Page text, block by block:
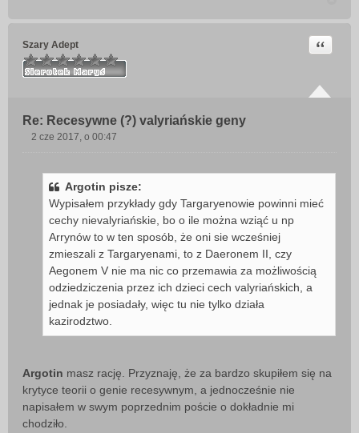
Szary Adept
Re: Recesywne (?) valyriańskie geny
Cytuj
2 cze 2017, o 00:47
Argotin pisze:
Wypisałem przykłady gdy Targaryenowie powinni mieć
cechy nievalyriańskie, bo o ile można wziąć u np
Arrynów to w ten sposób, że oni sie wcześniej
zmieszali z Targaryenami, to z Daeronem II, czy
Aegonem V nie ma nic co przemawia za możliwością
odziedziczenia przez ich dzieci cech valyriańskich, a
jednak je posiadały, więc tu nie tylko działa
kazirodztwo.
Argotin masz rację. Przyznaję, że za bardzo skupiłem się na
krytyce teorii o genie recesywnym, a jednocześnie nie
napisałem w swym poprzednim poście o dokładnie mi
chodziło.